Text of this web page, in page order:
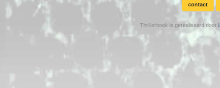
contact
Thrillerboek is gerealiseerd door